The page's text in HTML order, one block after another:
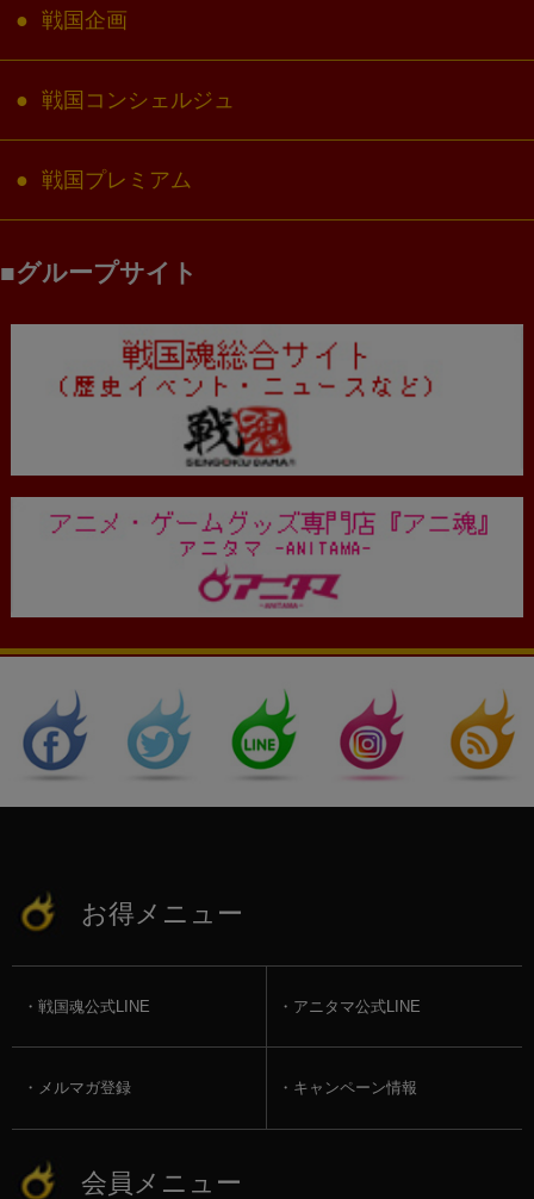
戦国企画
戦国コンシェルジュ
戦国プレミアム
グループサイト
お得メニュー
戦国魂公式LINE アニタマ公式LINE
メルマガ登録 キャンペーン情報
会員メニュー